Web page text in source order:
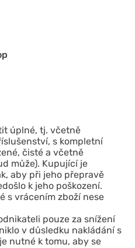
úplné, tj. včetně
s kompletní
čisté a včetně
může). Kupující je
aby při jeho přepravě
k jeho poškození.
s vrácením zboží nese
pouze za snížení
v důsledku nakládání s
nutné k tomu, aby se